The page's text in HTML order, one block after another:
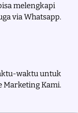
melengkapi
via Whatsapp.
waktu untuk
Marketing Kami.